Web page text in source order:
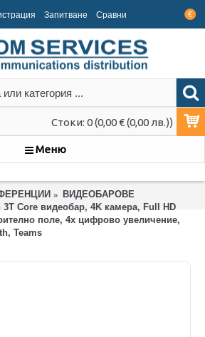
€
Запитване Срaвни
Стоки: 0 (0,00 € (0,00 лв.))
Меню
ВИДЕОБАРОВЕ
3T Core видеобар, 4K камера, Full HD
поле, 4x цифрово увеличение,
Teams